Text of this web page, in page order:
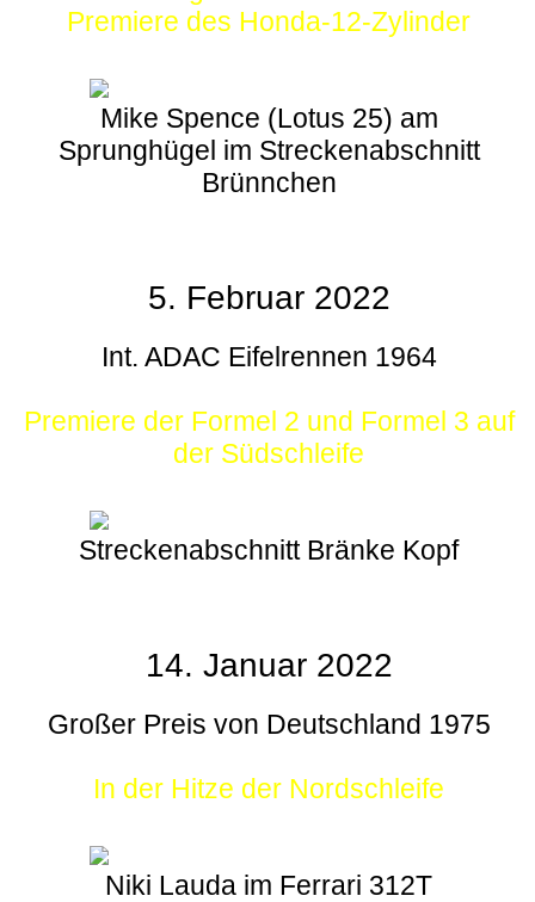
Premiere des Honda-12-Zylinder
Mike Spence (Lotus 25) am
Sprunghügel im Streckenabschnitt
Brünnchen
5. Februar 2022
Int. ADAC Eifelrennen 1964
Premiere der Formel 2 und Formel 3 auf
der Südschleife
Streckenabschnitt Bränke Kopf
14. Januar 2022
Großer Preis von Deutschland 1975
In der Hitze der Nordschleife
Niki Lauda im Ferrari 312T